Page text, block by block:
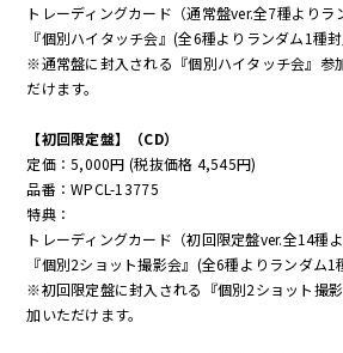
トレーディングカード（通常盤ver.全7種よりラ
『個別ハイタッチ会』(全6種よりランダム1種
※通常盤に封入される『個別ハイタッチ会』参
だけます。
【初回限定盤】（CD）
定価：5,000円 (税抜価格 4,545円)
品番：WPCL-13775
特典：
トレーディングカード（初回限定盤ver.全14種
『個別2ショット撮影会』(全6種よりランダム1
※初回限定盤に封入される『個別2ショット撮
加いただけます。